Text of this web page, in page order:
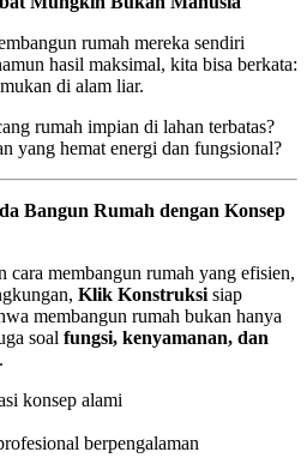
rumah mereka sendiri
hasil maksimal, kita bisa berkata:
di alam liar.
rumah impian di lahan terbatas?
yang hemat energi dan fungsional?
Bangun Rumah dengan Konsep
cara membangun rumah yang efisien,
Klik Konstruksi siap
membangun rumah bukan hanya
soal fungsi, kenyamanan, dan
.
konsep alami
berpengalaman